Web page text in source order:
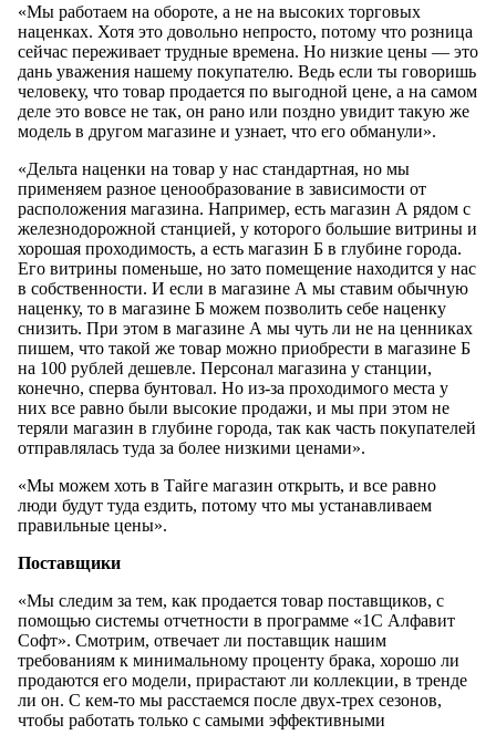
«Мы работаем на обороте, а не на высоких торговых
наценках. Хотя это довольно непросто, потому что розница
сейчас переживает трудные времена. Но низкие цены — это
дань уважения нашему покупателю. Ведь если ты говоришь
человеку, что товар продается по выгодной цене, а на самом
деле это вовсе не так, он рано или поздно увидит такую же
модель в другом магазине и узнает, что его обманули».
«Дельта наценки на товар у нас стандартная, но мы
применяем разное ценообразование в зависимости от
расположения магазина. Например, есть магазин А рядом с
железнодорожной станцией, у которого большие витрины и
хорошая проходимость, а есть магазин Б в глубине города.
Его витрины поменьше, но зато помещение находится у нас
в собственности. И если в магазине А мы ставим обычную
наценку, то в магазине Б можем позволить себе наценку
снизить. При этом в магазине А мы чуть ли не на ценниках
пишем, что такой же товар можно приобрести в магазине Б
на 100 рублей дешевле. Персонал магазина у станции,
конечно, сперва бунтовал. Но из-за проходимого места у
них все равно были высокие продажи, и мы при этом не
теряли магазин в глубине города, так как часть покупателей
отправлялась туда за более низкими ценами».
«Мы можем хоть в Тайге магазин открыть, и все равно
люди будут туда ездить, потому что мы устанавливаем
правильные цены».
Поставщики
«Мы следим за тем, как продается товар поставщиков, с
помощью системы отчетности в программе «1С Алфавит
Софт». Смотрим, отвечает ли поставщик нашим
требованиям к минимальному проценту брака, хорошо ли
продаются его модели, прирастают ли коллекции, в тренде
ли он. С кем-то мы расстаемся после двух-трех сезонов,
чтобы работать только с самыми эффективными